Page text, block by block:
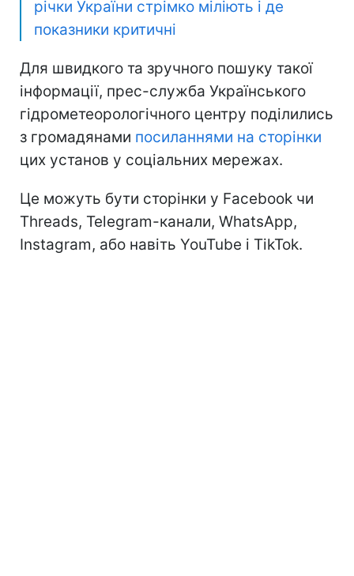
річки України стрімко міліють і де
показники критичні
Для швидкого та зручного пошуку такої
інформації, прес-служба Українського
гідрометеорологічного центру поділились
з громадянами посиланнями на сторінки
цих установ у соціальних мережах.
Це можуть бути сторінки у Facebook чи
Threads, Telegram-канали, WhatsApp,
Instagram, або навіть YouTube і TikTok.